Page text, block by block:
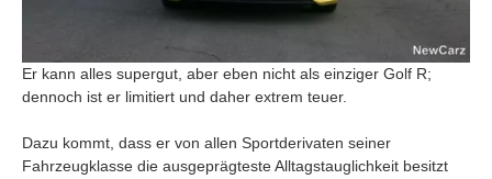
Er kann alles supergut, aber eben nicht als einziger Golf R;
dennoch ist er limitiert und daher extrem teuer.
Dazu kommt, dass er von allen Sportderivaten seiner
Fahrzeugklasse die ausgeprägteste Alltagstauglichkeit besitzt